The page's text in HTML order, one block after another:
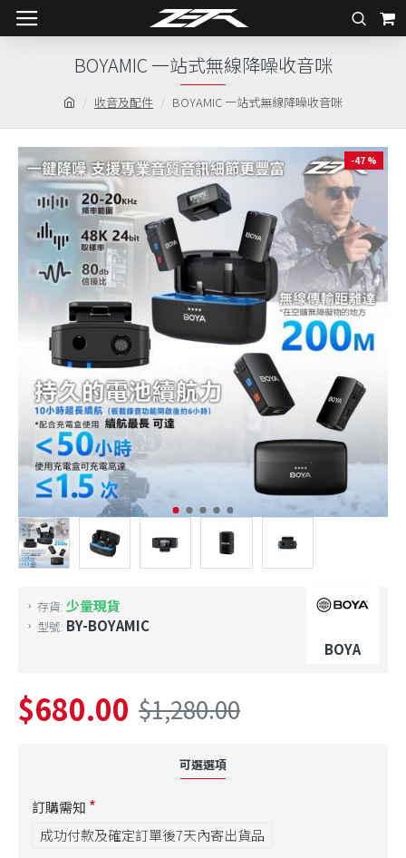
收音及配件 BOYAMIC 一站式無線降噪收音咪
BOYAMIC 一站式無線降噪收音咪
-47 %
存貨: 少量現貨
型號: BY-BOYAMIC
BOYA
$680.00 $1,280.00
可選選項
訂購需知
成功付款及確定訂單後7天內寄出貨品